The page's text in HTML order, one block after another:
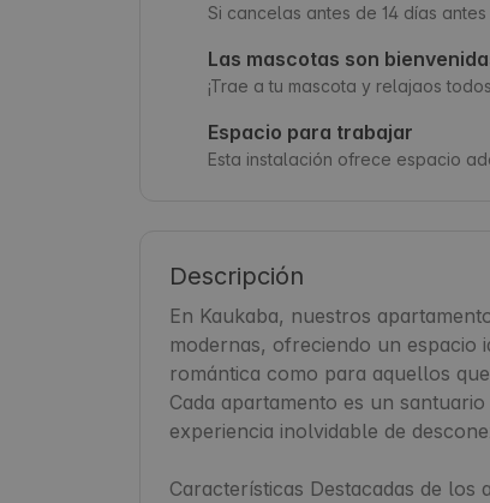
Si cancelas antes de 14 días
Las mascotas son
¡Trae a tu mascota y relajaos
Espacio para trabajar
Esta instalación ofrece espacio
Descripción
En Kaukaba, nuestros
modernas, ofreciendo un espacio
romántica como para aquellos
Cada apartamento es un
experiencia inolvidable de
Características Destacadas de los